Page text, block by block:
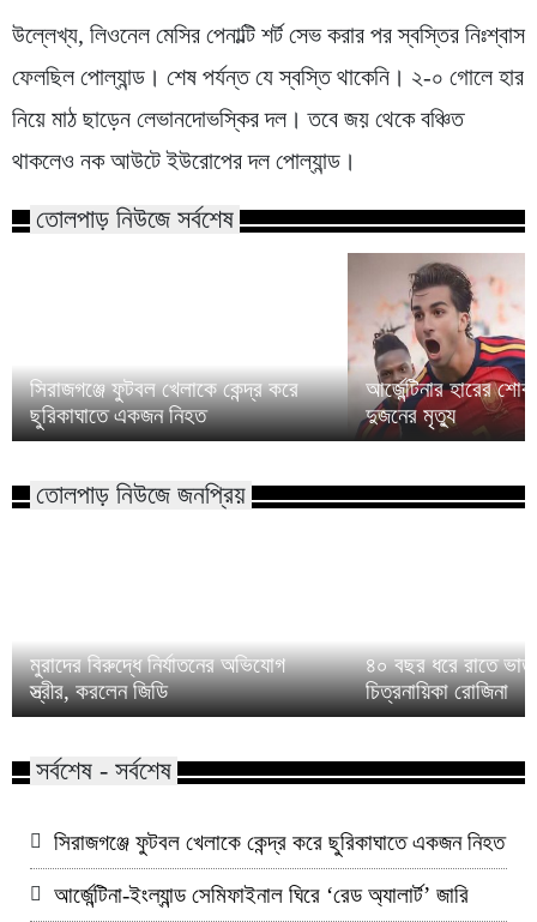
উল্লেখ্য, লিওনেল মেসির পেনাল্টি শর্ট সেভ করার পর স্বস্তির নিঃশ্বাস
ফেলছিল পোল্যান্ড। শেষ পর্যন্ত যে স্বস্তি থাকেনি। ২-০ গোলে হার
নিয়ে মাঠ ছাড়েন লেভানদোভস্কির দল। তবে জয় থেকে বঞ্চিত
থাকলেও নক আউটে ইউরোপের দল পোল্যান্ড।
তোলপাড় নিউজে সর্বশেষ
সিরাজগঞ্জে ফুটবল খেলাকে কেন্দ্র করে
ছুরিকাঘাতে একজন নিহত
আর্জেন্টিনার হারের
দুজনের মৃত্যু
তোলপাড় নিউজে জনপ্রিয়
মুরাদের বিরুদ্ধে নির্যাতনের অভিযোগ
স্ত্রীর, করলেন জিডি
৪০ বছর ধরে রাতে ভাত
চিত্রনায়িকা রোজিনা
সর্বশেষ - সর্বশেষ
সিরাজগঞ্জে ফুটবল খেলাকে কেন্দ্র করে ছুরিকাঘাতে একজন নিহত
আর্জেন্টিনা-ইংল্যান্ড সেমিফাইনাল ঘিরে ‘রেড অ্যালার্ট’ জারি